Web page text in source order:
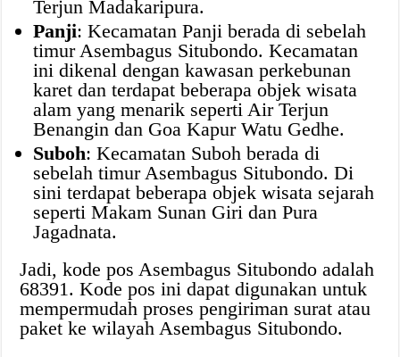
Terjun Madakaripura.
Panji: Kecamatan Panji berada di sebelah
timur Asembagus Situbondo. Kecamatan
ini dikenal dengan kawasan perkebunan
karet dan terdapat beberapa objek wisata
alam yang menarik seperti Air Terjun
Benangin dan Goa Kapur Watu Gedhe.
Suboh: Kecamatan Suboh berada di
sebelah timur Asembagus Situbondo. Di
sini terdapat beberapa objek wisata sejarah
seperti Makam Sunan Giri dan Pura
Jagadnata.
Jadi, kode pos Asembagus Situbondo adalah
68391. Kode pos ini dapat digunakan untuk
mempermudah proses pengiriman surat atau
paket ke wilayah Asembagus Situbondo.